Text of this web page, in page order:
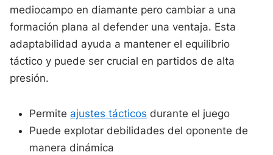
mediocampo en diamante pero cambiar a una
formación plana al defender una ventaja. Esta
adaptabilidad ayuda a mantener el equilibrio
táctico y puede ser crucial en partidos de alta
presión.
Permite ajustes tácticos durante el juego
Puede explotar debilidades del oponente de
manera dinámica